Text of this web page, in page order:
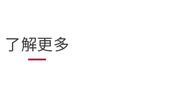
了解更多